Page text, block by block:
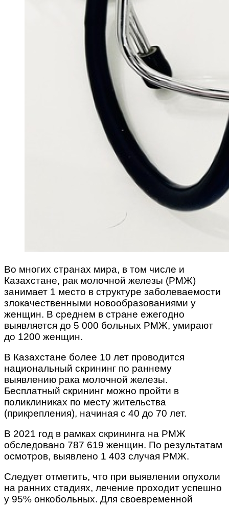
Во многих странах мира, в том числе и
Казахстане, рак молочной железы (РМЖ)
занимает 1 место в структуре заболеваемости
злокачественными новообразованиями у
женщин. В среднем в стране ежегодно
выявляется до 5 000 больных РМЖ, умирают
до 1200 женщин.
В Казахстане более 10 лет проводится
национальный скрининг по раннему
выявлению рака молочной железы.
Бесплатный скрининг можно пройти в
поликлиниках по месту жительства
(прикрепления), начиная с 40 до 70 лет.
В 2021 год в рамках скрининга на РМЖ
обследовано 787 619 женщин. По результатам
осмотров, выявлено 1 403 случая РМЖ.
Следует отметить, что при выявлении опухоли
на ранних стадиях, лечение проходит успешно
у 95% онкобольных. Для своевременной